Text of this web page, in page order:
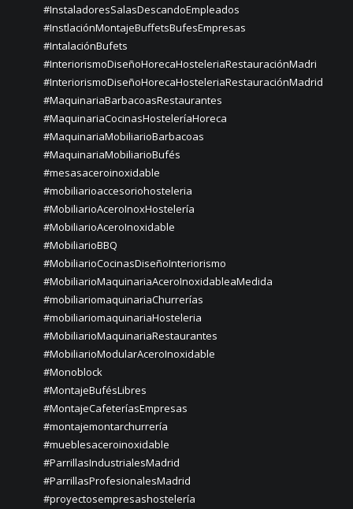
#InstaladoresSalasDescandoEmpleados
#InstlaciónMontajeBuffetsBufesEmpresas
#IntalaciónBufets
#InteriorismoDiseñoHorecaHosteleriaRestauraciónMadri
#InteriorismoDiseñoHorecaHosteleriaRestauraciónMadrid
#MaquinariaBarbacoasRestaurantes
#MaquinariaCocinasHosteleríaHoreca
#MaquinariaMobiliarioBarbacoas
#MaquinariaMobiliarioBufés
#mesasaceroinoxidable
#mobiliarioaccesoriohosteleria
#MobiliarioAceroInoxHostelería
#MobiliarioAceroInoxidable
#MobiliarioBBQ
#MobiliarioCocinasDiseñoInteriorismo
#MobiliarioMaquinariaAceroInoxidableaMedida
#mobiliariomaquinariaChurrerías
#mobiliariomaquinariaHosteleria
#MobiliarioMaquinariaRestaurantes
#MobiliarioModularAceroInoxidable
#Monoblock
#MontajeBufésLibres
#MontajeCafeteríasEmpresas
#montajemontarchurrería
#mueblesaceroinoxidable
#ParrillasIndustrialesMadrid
#ParrillasProfesionalesMadrid
#proyectosempresashostelería